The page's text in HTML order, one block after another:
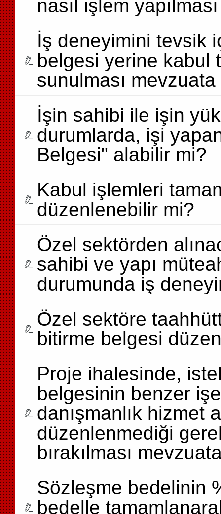
nasıl işlem
İş deneyimini tevsik
belgesi yerine kabul
sunulması
İşin sahibi ile işin
durumlarda, işi
Belgesi" alabilir mi?
Kabul işlemleri
düzenlenebilir mi?
Özel sektörden
sahibi ve yapı
durumunda iş
Özel sektöre
bitirme belgesi
Proje ihalesinde,
belgesinin benzer
danışmanlık hizmet
düzenlenmediği
bırakılması
Sözleşme bedelinin
bedelle